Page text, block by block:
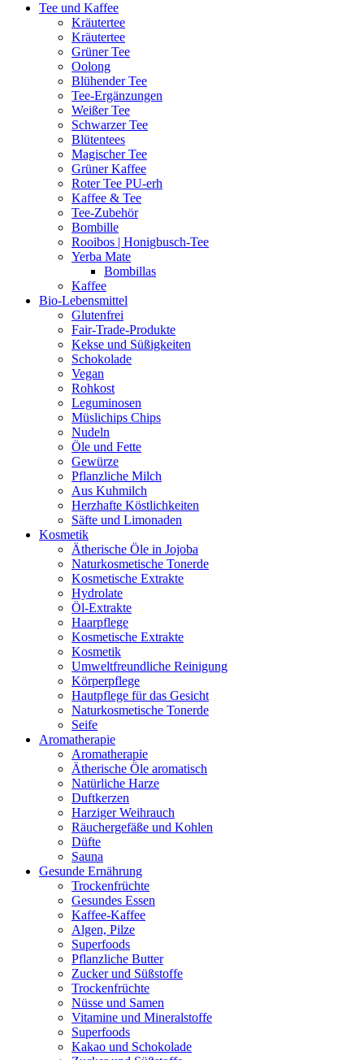
Tee und Kaffee
Kräutertee
Kräutertee
Grüner Tee
Oolong
Blühender Tee
Tee-Ergänzungen
Weißer Tee
Schwarzer Tee
Blütentees
Magischer Tee
Grüner Kaffee
Roter Tee PU-erh
Kaffee & Tee
Tee-Zubehör
Bombille
Rooibos | Honigbusch-Tee
Yerba Mate
Bombillas
Kaffee
Bio-Lebensmittel
Glutenfrei
Fair-Trade-Produkte
Kekse und Süßigkeiten
Schokolade
Vegan
Rohkost
Leguminosen
Müslichips Chips
Nudeln
Öle und Fette
Gewürze
Pflanzliche Milch
Aus Kuhmilch
Herzhafte Köstlichkeiten
Säfte und Limonaden
Kosmetik
Ätherische Öle in Jojoba
Naturkosmetische Tonerde
Kosmetische Extrakte
Hydrolate
Öl-Extrakte
Haarpflege
Kosmetische Extrakte
Kosmetik
Umweltfreundliche Reinigung
Körperpflege
Hautpflege für das Gesicht
Naturkosmetische Tonerde
Seife
Aromatherapie
Aromatherapie
Ätherische Öle aromatisch
Natürliche Harze
Duftkerzen
Harziger Weihrauch
Räuchergefäße und Kohlen
Düfte
Sauna
Gesunde Ernährung
Trockenfrüchte
Gesundes Essen
Kaffee-Kaffee
Algen, Pilze
Superfoods
Pflanzliche Butter
Zucker und Süßstoffe
Trockenfrüchte
Nüsse und Samen
Vitamine und Mineralstoffe
Superfoods
Kakao und Schokolade